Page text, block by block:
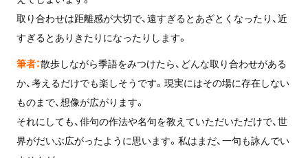
取り合わせは距離感が大切で、遠すぎるとあざとくなったり、近
すぎるとありきたりになったりします。
筆者：散歩しながら季語をみつけたら、どんな取り合わせがある
か、考えるだけでも楽しそうです。現実にはその場に存在しない
ものまで、想像が広がります。
それにしても、俳句の作法や名句を教えていただいただけで、世
界がだいぶ広がったように思います。私はまだ、一句も詠んでい